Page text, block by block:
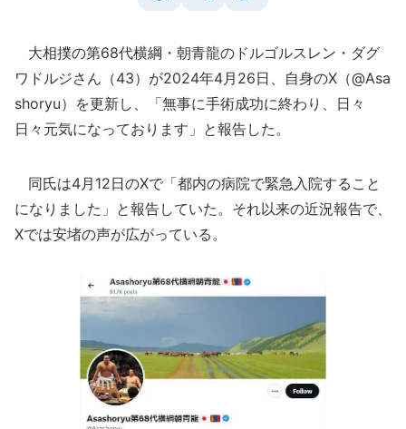
大相撲の第68代横綱・朝青龍のドルゴルスレン・ダグ
ワドルジさん（43）が2024年4月26日、自身のX（@Asa
shoryu）を更新し、「無事に手術成功に終わり、日々
日々元気になっております」と報告した。
同氏は4月12日のXで「都内の病院で緊急入院すること
になりました」と報告していた。それ以来の近況報告で、
Xでは安堵の声が広がっている。